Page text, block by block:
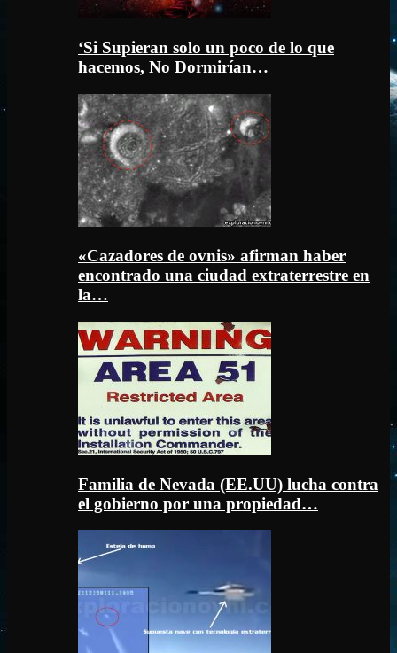
‘Si Supieran solo un poco de lo que
hacemos, No Dormirían…
«Cazadores de ovnis» afirman haber
encontrado una ciudad extraterrestre en
la…
Familia de Nevada (EE.UU) lucha contra
el gobierno por una propiedad…